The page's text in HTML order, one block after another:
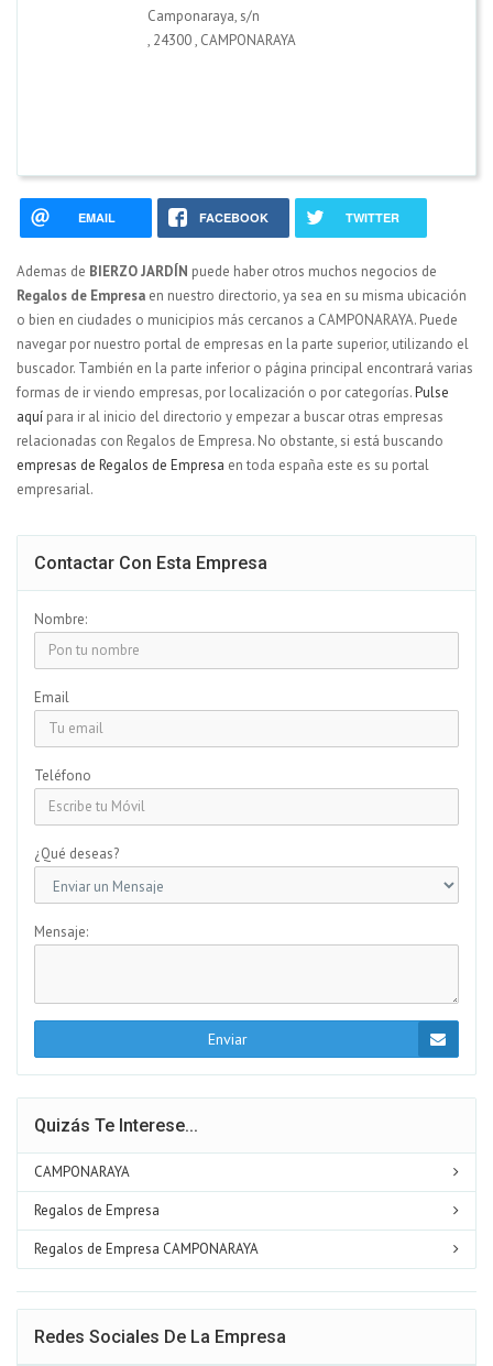
Camponaraya, s/n
, 24300, CAMPONARAYA
EMAIL FACEBOOK TWITTER
Ademas de BIERZO JARDÍN puede haber otros muchos negocios de
Regalos de Empresa en nuestro directorio, ya sea en su misma ubicación
o bien en ciudades o municipios más cercanos a CAMPONARAYA. Puede
navegar por nuestro portal de empresas en la parte superior, utilizando el
buscador. También en la parte inferior o página principal encontrará varias
formas de ir viendo empresas, por localización o por categorías.Pulse
aquí para ir al inicio del directorio y empezar a buscar otras empresas
relacionadas con Regalos de Empresa. No obstante, si está buscando
empresas de Regalos de Empresa en toda españa este es su portal
empresarial.
Contactar Con Esta Empresa
Nombre:
Email
Teléfono
¿Qué deseas?
Mensaje:
Enviar
Quizás Te Interese...
CAMPONARAYA
Regalos de Empresa
Regalos de Empresa CAMPONARAYA
Redes Sociales De La Empresa